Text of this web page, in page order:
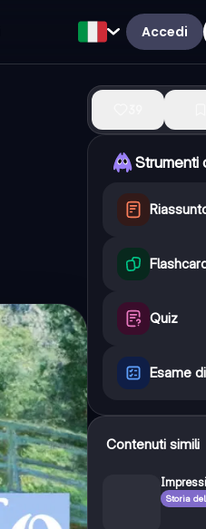
Accedi
Strumenti
Quiz
Esame
Contenuti simili
Storia